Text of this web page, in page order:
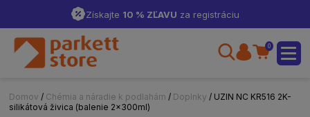
Získajte 10 % ZĽAVU za registráciu
0
Domov / Chémia a náradie k podlahám / Doplnky / UZIN NC KR516 2K-
silikátová živica (balenie 2x300ml)